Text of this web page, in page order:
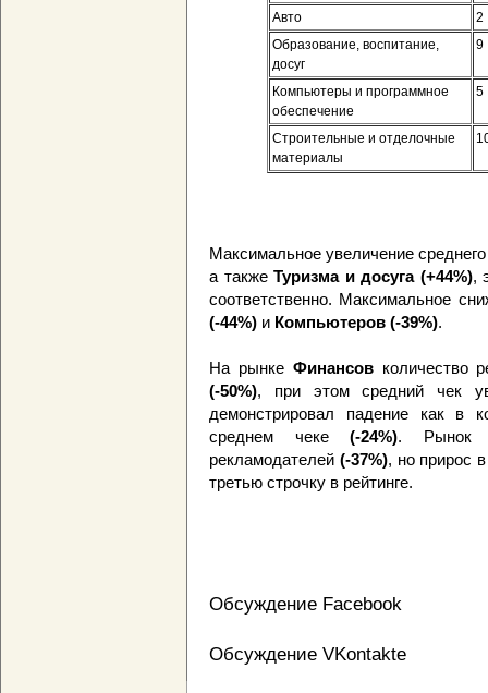
Авто
2
Образование, воспитание,
досуг
9
Компьютеры и программное
обеспечение
5
Строительные и отделочные
материалы
Максимальное увеличение
а такжеТуризма и досуга (+44%),
соответственно. Максимальное
(-44%) и Компьютеров (-39%).
На рынке Финансовколичество
(-50%), при этом средний чек
демонстрировал падение как в
среднем чеке(-24%).
рекламодателей (-37%), но прирос
третью строчку в рейтинге.
Обсуждение Facebook
Обсуждение VKontakte